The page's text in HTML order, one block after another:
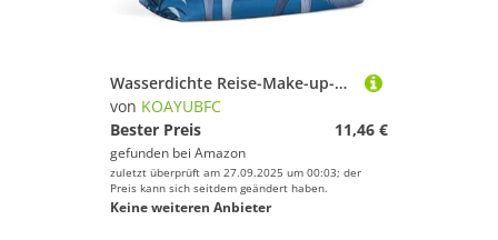
Wasserdichte Reise-Make-up-Tasche, Organizer, PU-Leder, Arctic Fox, Kosmetiktasche, kleiner Kulturbeutel, niedlich, tragbare Reißverschlusstasche für Damen und Herren, Reisezubehör
von KOAYUBFC
Bester Preis
11,46 €
gefunden bei Amazon
zuletzt überprüft am 27.09.2025 um 00:03; der
Preis kann sich seitdem geändert haben.
Keine weiteren Anbieter